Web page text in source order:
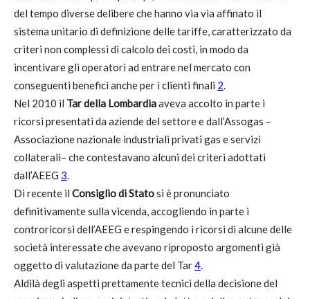
del tempo diverse delibere che hanno via via affinato il
sistema unitario di definizione delle tariffe, caratterizzato da
criteri non complessi di calcolo dei costi, in modo da
incentivare gli operatori ad entrare nel mercato con
conseguenti benefici anche per i clienti finali 2.
Nel 2010 il Tar della Lombardiaaveva accolto in parte i
ricorsi presentati da aziende del settore e dall’Assogas –
Associazione nazionale industriali privati gas e servizi
collaterali– che contestavano alcuni dei criteri adottati
dall’AEEG 3.
Di recente il Consiglio di Statosi è pronunciato
definitivamente sulla vicenda, accogliendo in parte i
controricorsi dell’AEEG e respingendo i ricorsi di alcune delle
società interessate che avevano riproposto argomenti già
oggetto di valutazione da parte del Tar4.
Aldilà degli aspetti prettamente tecnici della decisione del